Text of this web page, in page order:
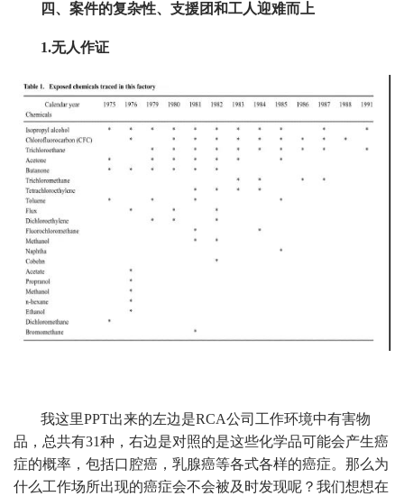
四、案件的复杂性、支援团和工人迎难而上
1.无人作证
我这里PPT出来的左边是RCA公司工作环境中有害物
品，总共有31种，右边是对照的是这些化学品可能会产生癌
症的概率，包括口腔癌，乳腺癌等各式各样的癌症。那么为
什么工作场所出现的癌症会不会被及时发现呢？我们想想在